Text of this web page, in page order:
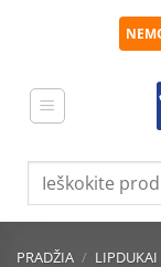
Ieškoti:
PRADŽIA / LIPDUKAI